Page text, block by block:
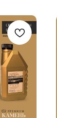
ул.
152